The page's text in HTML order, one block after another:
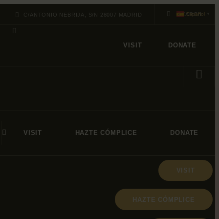
C/ANTONIO NEBRIJA, S/N 28007 MADRID
VISIT DONATE
VISIT HAZTE CÓMPLICE DONATE
VISIT
HAZTE CÓMPLICE
Español